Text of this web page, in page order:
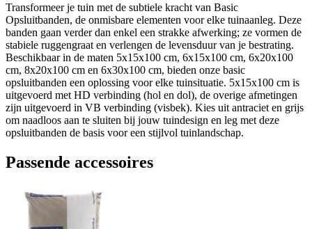
Transformeer je tuin met de subtiele kracht van Basic
Opsluitbanden, de onmisbare elementen voor elke tuinaanleg. Deze
banden gaan verder dan enkel een strakke afwerking; ze vormen de
stabiele ruggengraat en verlengen de levensduur van je bestrating.
Beschikbaar in de maten 5x15x100 cm, 6x15x100 cm, 6x20x100
cm, 8x20x100 cm en 6x30x100 cm, bieden onze basic
opsluitbanden een oplossing voor elke tuinsituatie. 5x15x100 cm is
uitgevoerd met HD verbinding (hol en dol), de overige afmetingen
zijn uitgevoerd in VB verbinding (visbek). Kies uit antraciet en grijs
om naadloos aan te sluiten bij jouw tuindesign en leg met deze
opsluitbanden de basis voor een stijlvol tuinlandschap.
Passende accessoires